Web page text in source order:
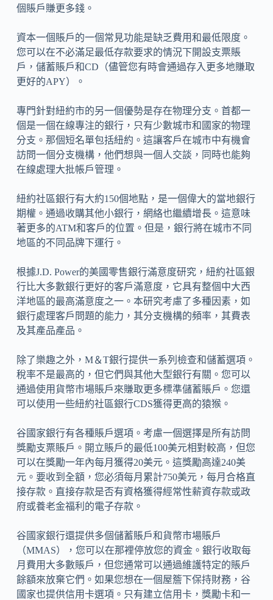
個賬戶賺更多錢。
資本一個賬戶的一個常見功能是缺乏費用和最低限度。
您可以在不必滿足最低存款要求的情況下開設支票賬
戶，儲蓄賬戶和CD（儘管您有時會通過存入更多地賺取
更好的APY）。
專門針對紐約市的另一個優勢是存在物理分支。首都一
個是一個在線專注的銀行，只有少數城市和國家的物理
分支。那個短名單包括紐約。這讓客戶在城市中有機會
訪問一個分支機構，他們想與一個人交談，同時也能夠
在線處理大批帳戶管理。
紐約社區銀行有大約150個地點，是一個偉大的當地銀行
期權。通過收購其他小銀行，網絡也繼續增長。這意味
著更多的ATM和客戶的位置。但是，銀行將在城市不同
地區的不同品牌下運行。
根據J.D. Power的美國零售銀行滿意度研究，紐約社區銀
行比大多數銀行更好的客戶滿意度，它具有整個中大西
洋地區的最高滿意度之一。本研究考慮了多種因素，如
銀行處理客戶問題的能力，其分支機構的頻率，其費表
及其產品產品。
除了樂趣之外，M＆T銀行提供一系列檢查和儲蓄選項。
稅率不是最高的，但它們與其他大型銀行有關。您可以
通過使用貨幣市場賬戶來賺取更多標準儲蓄賬戶。您還
可以使用一些紐約社區銀行CDS獲得更高的猿猴。
谷國家銀行有各種賬戶選項。考慮一個選擇是所有訪問
獎勵支票賬戶。開立賬戶的最低100美元相對較高，但您
可以在獎勵一年內每月獲得20美元。這獎勵高達240美
元。要收到全額，您必須每月累計750美元，每月合格直
接存款。直接存款是否有資格獲得經常性薪資存款或政
府或養老金福利的電子存款。
谷國家銀行還提供多個儲蓄賬戶和貨幣市場賬戶
（MMAS），您可以在那裡停放您的資金。銀行收取每
月費用大多數賬戶，但您通常可以通過維護特定的賬戶
餘額來放棄它們。如果您想在一個屋簷下保持財務，谷
國家也提供信用卡選項。只有建立信用卡，獎勵卡和一